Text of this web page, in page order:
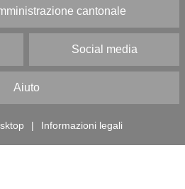
cantonale
Social media
Aiuto
| Informazioni legali